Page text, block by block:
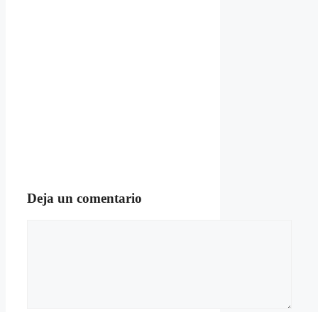
Deja un comentario